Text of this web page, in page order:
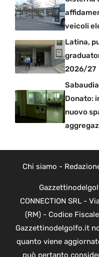
veicoli
Latina,
2026/27
Donato:
nuovo
Chi siamo -
CONNECTION SRL -
(RM) - Codice
Gazzettinodelgolfo.it
quanto viene
può pertanto